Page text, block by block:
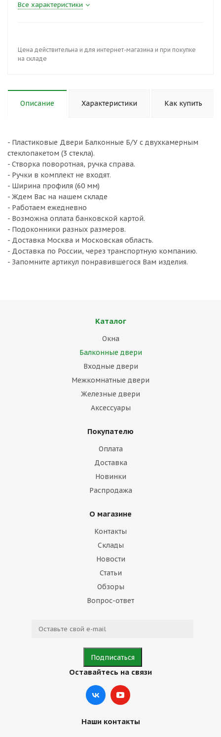
Все характеристики
Цена действительна и для интернет-магазина и при покупке
на складе
Описание Характеристики Как купить
- Пластиковые Двери Балконные Б/У с двухкамерным
стеклопакетом (3 стекла).
- Створка поворотная, ручка справа.
- Ручки в комплект не входят.
- Ширина профиля (60 мм)
- Ждем Вас на нашем складе
- Работаем ежедневно
- Возможна оплата банковской картой.
- Подоконники разных размеров.
- Доставка Москва и Московская область.
- Доставка по России, через транспортную компанию.
- Запомните артикул понравившегося Вам изделия.
Каталог
Окна
Балконные двери
Входные двери
Межкомнатные двери
Железные двери
Аксессуары
Покупателю
Оплата
Доставка
Новинки
Распродажа
О магазине
Контакты
Склады
Новости
Статьи
Обзоры
Вопрос-ответ
Оставайтесь на связи
Наши контакты